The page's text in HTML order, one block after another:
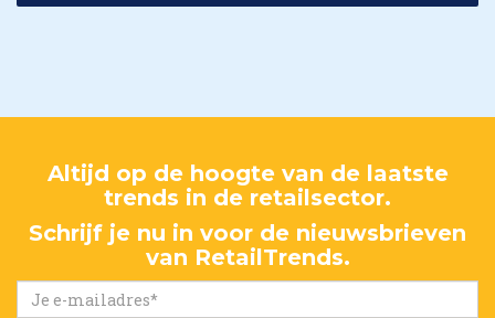
Altijd op de hoogte van de laatste
trends in de retailsector.
Schrijf je nu in voor de nieuwsbrieven
van RetailTrends.